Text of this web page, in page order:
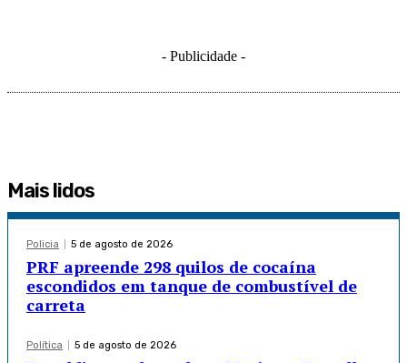
- Publicidade -
Mais lidos
Policia 5 de agosto de 2026
PRF apreende 298 quilos de cocaína
escondidos em tanque de combustível de
carreta
Política 5 de agosto de 2026